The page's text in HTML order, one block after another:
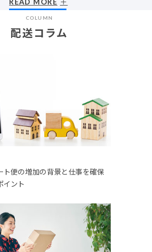
READ MORE
COLUMN
配送コラム
ト便の増加の背景と仕事を確保
イント